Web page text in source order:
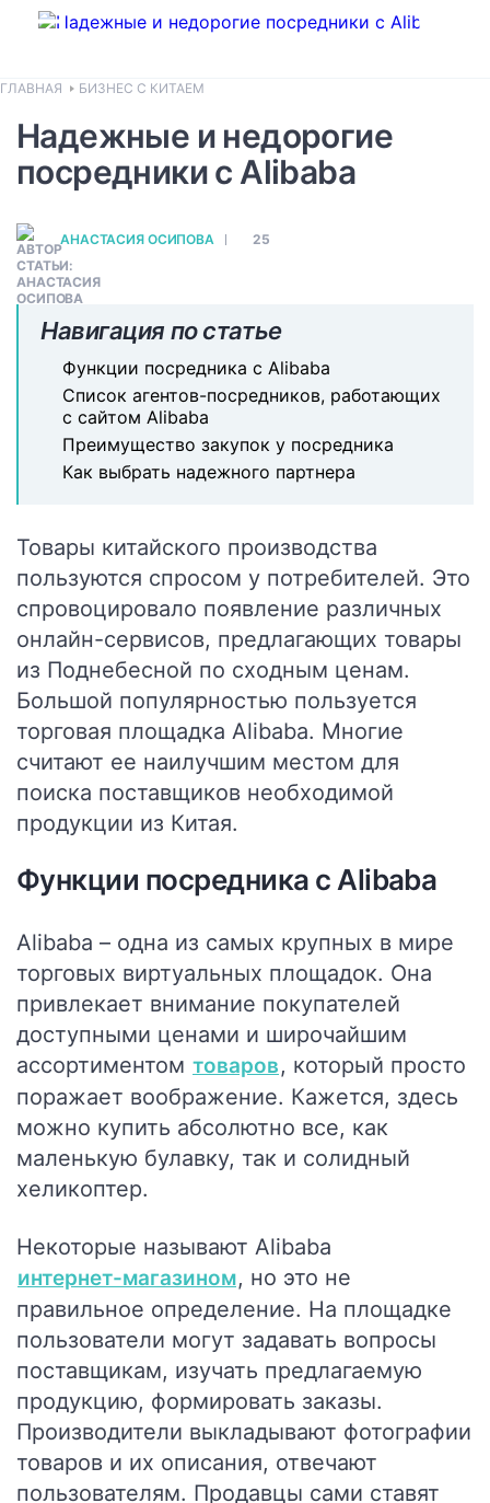
ГЛАВНАЯ БИЗНЕС С КИТАЕМ
Надежные и недорогие
посредники с Alibaba
АНАСТАСИЯ ОСИПОВА 25
Навигация по статье
Функции посредника с Alibaba
Список агентов-посредников, работающих
с сайтом Alibaba
Преимущество закупок у посредника
Как выбрать надежного партнера
Товары китайского производства
пользуются спросом у потребителей. Это
спровоцировало появление различных
онлайн-сервисов, предлагающих товары
из Поднебесной по сходным ценам.
Большой популярностью пользуется
торговая площадка Alibaba. Многие
считают ее наилучшим местом для
поиска поставщиков необходимой
продукции из Китая.
Функции посредника с Alibaba
Alibaba – одна из самых крупных в мире
торговых виртуальных площадок. Она
привлекает внимание покупателей
доступными ценами и широчайшим
ассортиментом товаров, который просто
поражает воображение. Кажется, здесь
можно купить абсолютно все, как
маленькую булавку, так и солидный
хеликоптер.
Некоторые называют Alibaba
интернет-магазином, но это не
правильное определение. На площадке
пользователи могут задавать вопросы
поставщикам, изучать предлагаемую
продукцию, формировать заказы.
Производители выкладывают фотографии
товаров и их описания, отвечают
пользователям. Продавцы сами ставят